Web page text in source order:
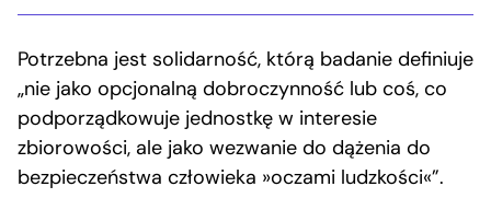
Potrzebna jest solidarność, którą badanie definiuje
„nie jako opcjonalną dobroczynność lub coś, co
podporządkowuje jednostkę w interesie
zbiorowości, ale jako wezwanie do dążenia do
bezpieczeństwa człowieka »oczami ludzkości«”.